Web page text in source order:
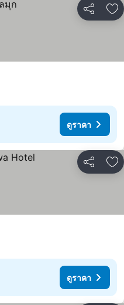
แชร์ เ
ดูราคา
แชร์ เ
ดูราคา